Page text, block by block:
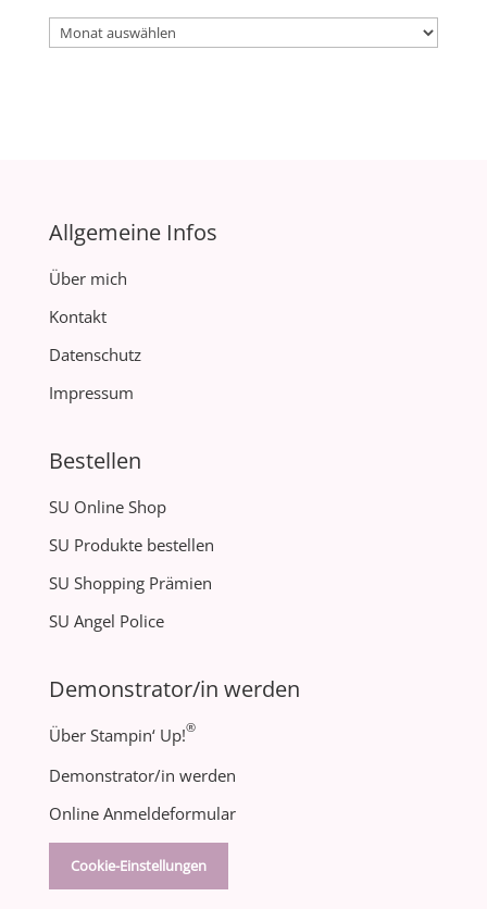
Archiv
Allgemeine Infos
Über mich
Kontakt
Datenschutz
Impressum
Bestellen
SU Online Shop
SU Produkte bestellen
SU Shopping Prämien
SU Angel Police
Demonstrator/in werden
Über Stampin‘ Up!®
Demonstrator/in werden
Online Anmeldeformular
Cookie-Einstellungen